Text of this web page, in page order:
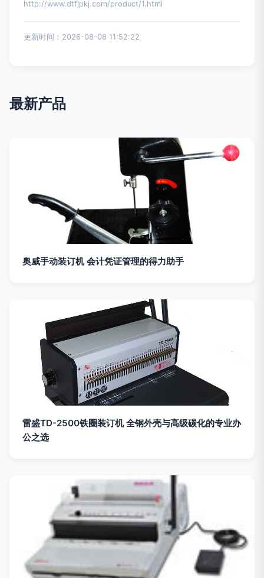
http://www.dtfjpkj.com/product/1.html
更新时间：2026-08-08 11:52:22
最新产品
奥威手动装订机 会计凭证管理的得力助手
雷盛TD-2500铁圈装订机 全钢外壳与高级碳化的专业办
公之选